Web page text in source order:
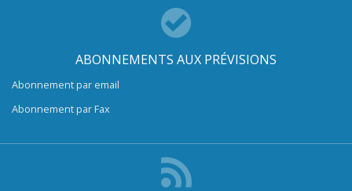
ABONNEMENTS AUX PRÉVISIONS
Abonnement par email
Abonnement par Fax